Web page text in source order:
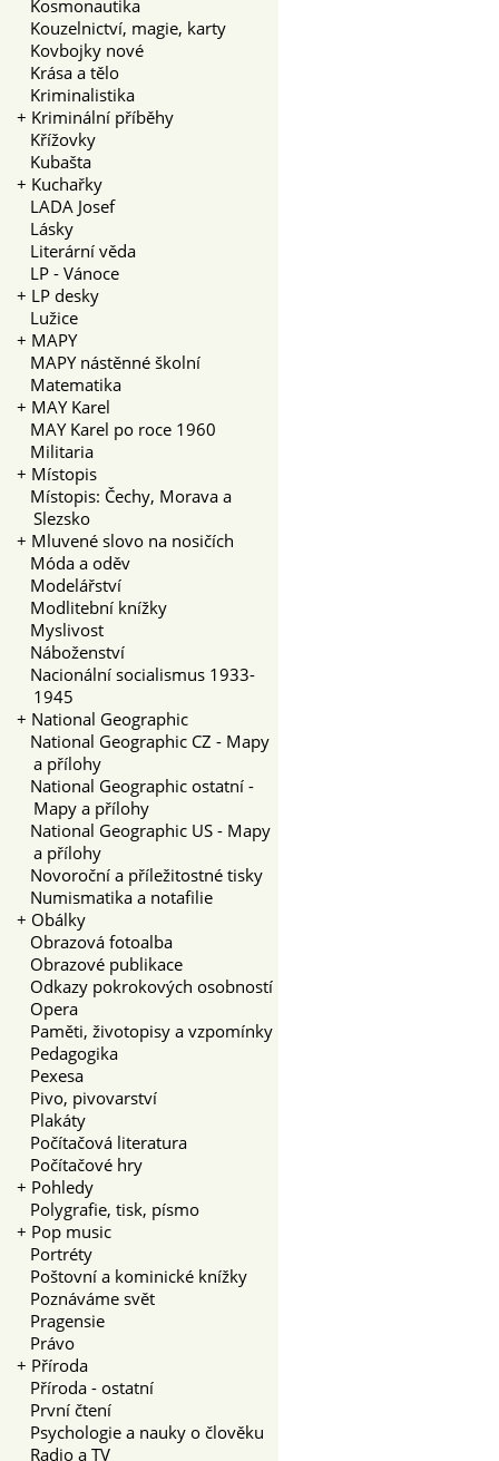
Kosmonautika
Kouzelnictví, magie, karty
Kovbojky nové
Krása a tělo
Kriminalistika
+ Kriminální příběhy
Křížovky
Kubašta
+ Kuchařky
LADA Josef
Lásky
Literární věda
LP - Vánoce
+ LP desky
Lužice
+ MAPY
MAPY nástěnné školní
Matematika
+ MAY Karel
MAY Karel po roce 1960
Militaria
+ Místopis
Místopis: Čechy, Morava a
Slezsko
+ Mluvené slovo na nosičích
Móda a oděv
Modelářství
Modlitební knížky
Myslivost
Náboženství
Nacionální socialismus 1933-
1945
+ National Geographic
National Geographic CZ - Mapy
a přílohy
National Geographic ostatní -
Mapy a přílohy
National Geographic US - Mapy
a přílohy
Novoroční a příležitostné tisky
Numismatika a notafilie
+ Obálky
Obrazová fotoalba
Obrazové publikace
Odkazy pokrokových osobností
Opera
Paměti, životopisy a vzpomínky
Pedagogika
Pexesa
Pivo, pivovarství
Plakáty
Počítačová literatura
Počítačové hry
+ Pohledy
Polygrafie, tisk, písmo
+ Pop music
Portréty
Poštovní a kominické knížky
Poznáváme svět
Pragensie
Právo
+ Příroda
Příroda - ostatní
První čtení
Psychologie a nauky o člověku
Radio a TV